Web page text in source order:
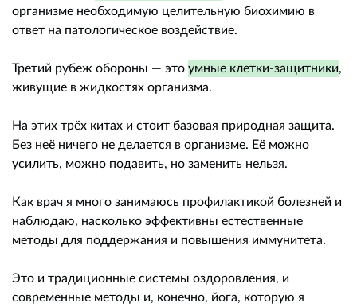
организме необходимую целительную биохимию в
ответ на патологическое воздействие.
Третий рубеж обороны — это умные клетки-защитники,
живущие в жидкостях организма.
На этих трёх китах и стоит базовая природная защита.
Без неё ничего не делается в организме. Её можно
усилить, можно подавить, но заменить нельзя.
Как врач я много занимаюсь профилактикой болезней и
наблюдаю, насколько эффективны естественные
методы для поддержания и повышения иммунитета.
Это и традиционные системы оздоровления, и
современные методы и, конечно, йога, которую я